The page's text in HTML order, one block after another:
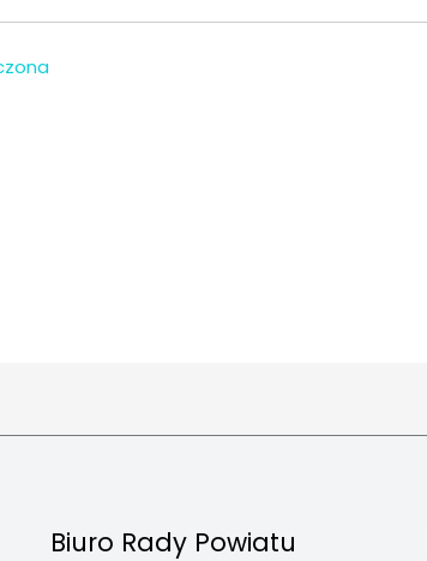
Biuro Rady Powiatu